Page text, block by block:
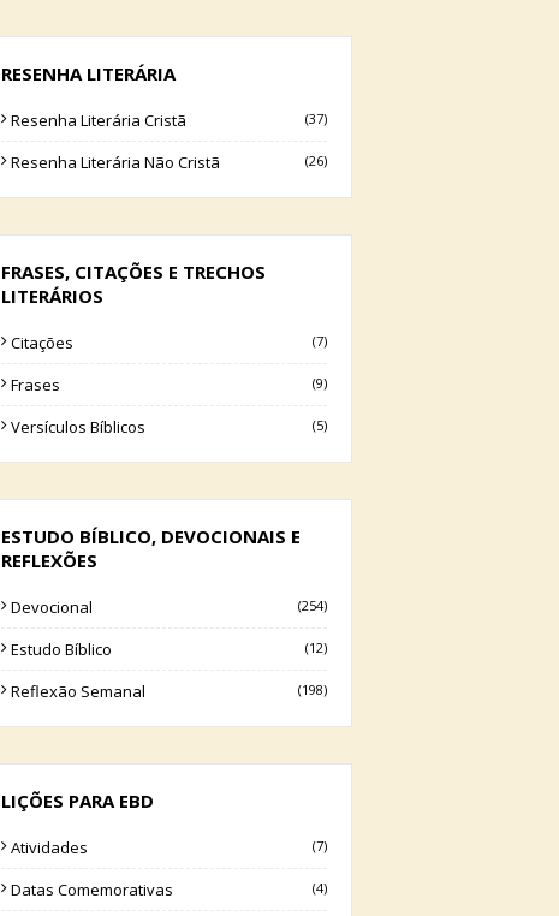
RESENHA LITERÁRIA
Resenha Literária Cristã (37)
Resenha Literária Não Cristã (26)
FRASES, CITAÇÕES E TRECHOS
LITERÁRIOS
Citações (7)
Frases (9)
Versículos Bíblicos (5)
ESTUDO BÍBLICO, DEVOCIONAIS E
REFLEXÕES
Devocional (254)
Estudo Bíblico (12)
Reflexão Semanal (198)
LIÇÕES PARA EBD
Atividades (7)
Datas Comemorativas (4)